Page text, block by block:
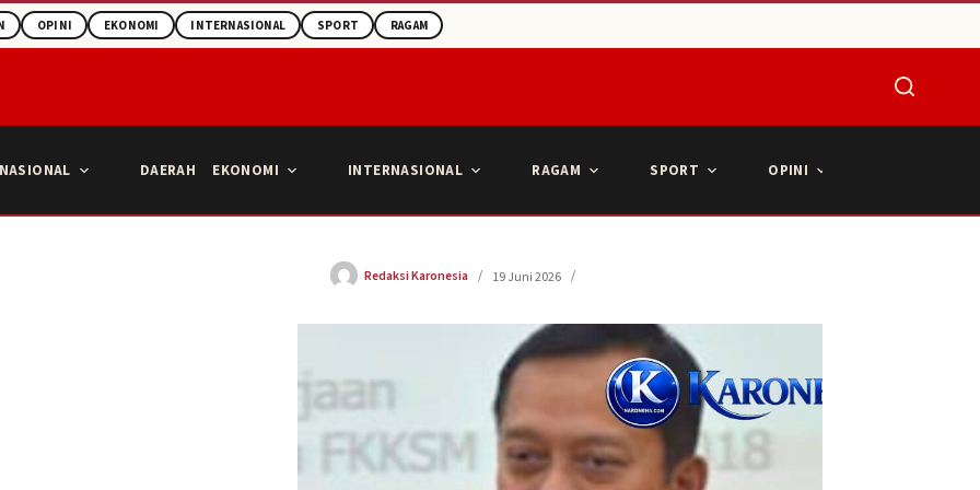
OPINI EKONOMI INTERNASIONAL SPORT RAGAM
NASIONAL DAERAH EKONOMI INTERNASIONAL RAGAM SPORT OPINI
Redaksi Karonesia 19 Juni 2026